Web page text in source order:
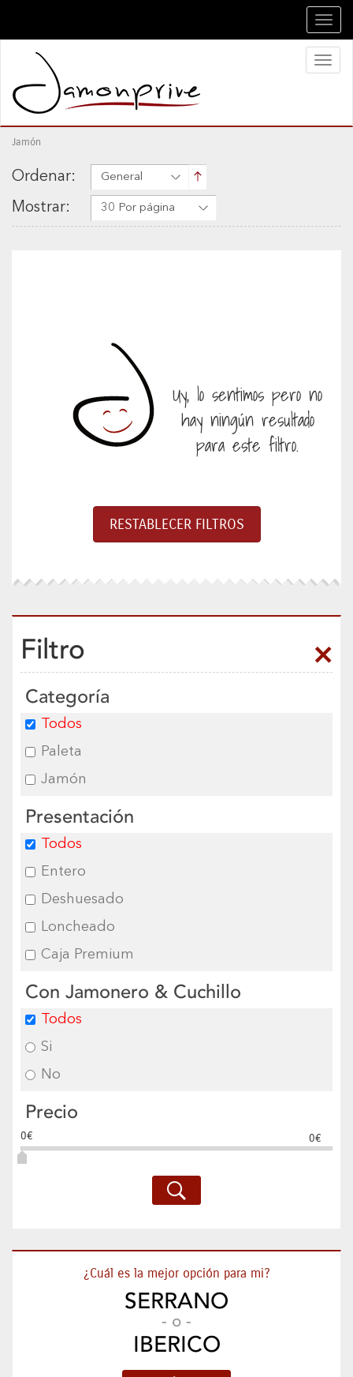
Jamón
Ordenar: General
Mostrar: 30 Por página
Uy, lo sentimos pero no
hay ningún resultado
para este filtro.
Filtro
Categoría
Todos
Paleta
Jamón
Presentación
Todos
Entero
Deshuesado
Loncheado
Caja Premium
Con Jamonero & Cuchillo
Todos
Si
No
Precio
0€ 0€
¿Cuál es la mejor opción para mi?
SERRANO
- o -
IBERICO